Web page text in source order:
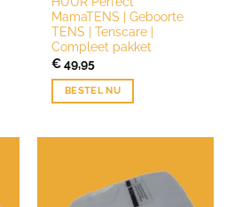
MamaTENS | Geboorte
TENS | Tenscare |
Compleet pakket
€49,95
BESTEL NU